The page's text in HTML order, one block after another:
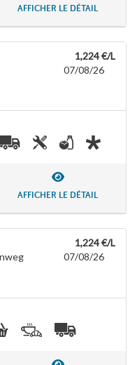
AFFICHER LE DÉTAIL
1,224 €/L
07/08/26
AFFICHER LE DÉTAIL
1,224 €/L
07/08/26